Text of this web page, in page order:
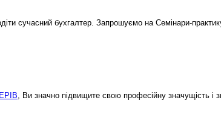
сучасний бухгалтер. Запрошуємо на Семінари-
, Ви значно підвищите свою професійну значущість і